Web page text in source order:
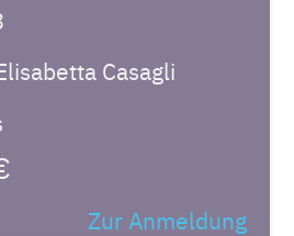
Casagli
Zur Anmeldung